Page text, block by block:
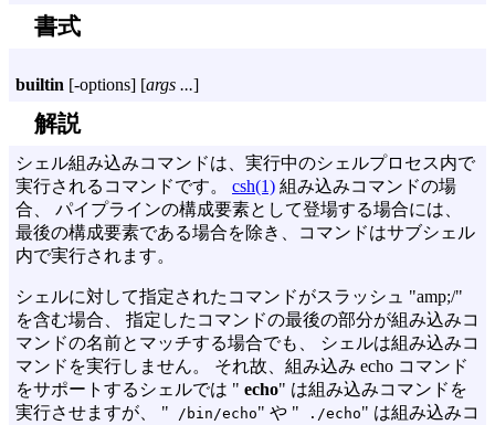
書式
builtin [-options] [args ...]
解説
シェル組み込みコマンドは、実行中のシェルプロセス内で
実行されるコマンドです。 csh(1) 組み込みコマンドの場
合、 パイプラインの構成要素として登場する場合には、
最後の構成要素である場合を除き、コマンドはサブシェル
内で実行されます。
シェルに対して指定されたコマンドがスラッシュ "amp;/"
を含む場合、 指定したコマンドの最後の部分が組み込みコ
マンドの名前とマッチする場合でも、 シェルは組み込みコ
マンドを実行しません。 それ故、組み込み echo コマンド
をサポートするシェルでは " echo" は組み込みコマンドを
実行させますが、 " /bin/echo" や " ./echo" は組み込みコ